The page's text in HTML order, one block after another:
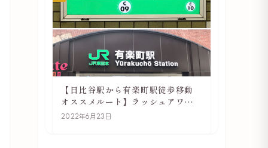
【日比谷駅から有楽町駅徒歩移動
オススメルート】ラッシュアワー
でも快適
2022年6月23日